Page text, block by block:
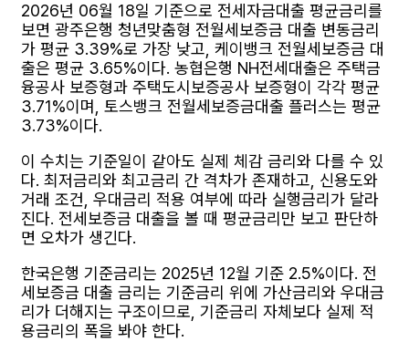
2026년 06월 18일 기준으로 전세자금대출 평균금리를
보면 광주은행 청년맞춤형 전월세보증금 대출 변동금리
가 평균 3.39%로 가장 낮고, 케이뱅크 전월세보증금 대
출은 평균 3.65%이다. 농협은행 NH전세대출은 주택금
융공사 보증형과 주택도시보증공사 보증형이 각각 평균
3.71%이며, 토스뱅크 전월세보증금대출 플러스는 평균
3.73%이다.
이 수치는 기준일이 같아도 실제 체감 금리와 다를 수 있
다. 최저금리와 최고금리 간 격차가 존재하고, 신용도와
거래 조건, 우대금리 적용 여부에 따라 실행금리가 달라
진다. 전세보증금 대출을 볼 때 평균금리만 보고 판단하
면 오차가 생긴다.
한국은행 기준금리는 2025년 12월 기준 2.5%이다. 전
세보증금 대출 금리는 기준금리 위에 가산금리와 우대금
리가 더해지는 구조이므로, 기준금리 자체보다 실제 적
용금리의 폭을 봐야 한다.